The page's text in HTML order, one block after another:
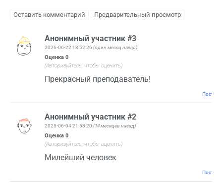
Анонимный участник #3
2026-06-22 13:52:26 (один месяц назад)
Оценка 0
(Авторизуйтесь, чтобы оценить)
Прекрасный преподаватель!
Анонимный участник #2
2025-06-04 21:53:20 (14 месяцев назад)
Оценка 0
(Авторизуйтесь, чтобы оценить)
Милейший человек